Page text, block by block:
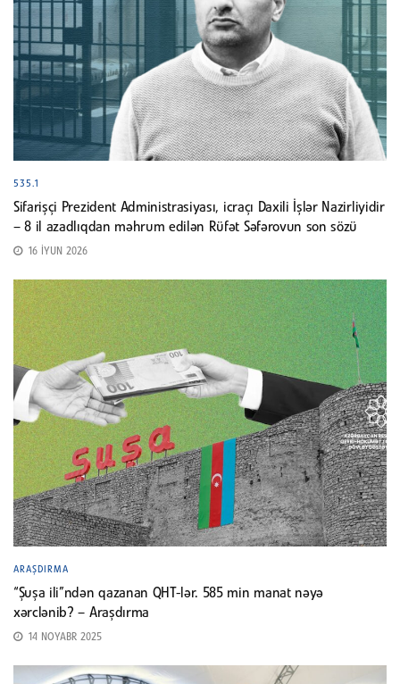
535.1
Sifarişçi Prezident Administrasiyası, icraçı Daxili İşlər Nazirliyidir
– 8 il azadlıqdan məhrum edilən Rüfət Səfərovun son sözü
16 İYUN 2026
ARAŞDIRMA
“Şuşa ili”ndən qazanan QHT-lər. 585 min manat nəyə
xərclənib? – Araşdırma
14 NOYABR 2025